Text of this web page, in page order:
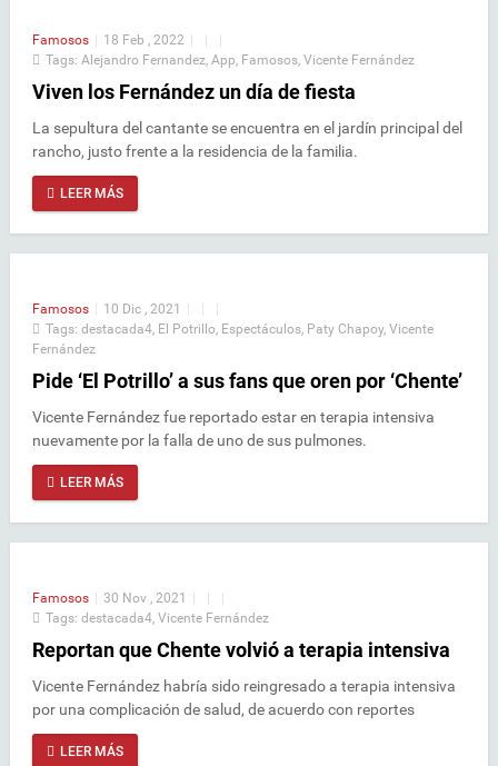
Famosos | 18 Feb , 2022 | |
|
Tags: Alejandro Fernandez App Famosos Vicente Fernández
Viven los Fernández un día de fiesta
La sepultura del cantante se encuentra en el jardín principal del
rancho, justo frente a la residencia de la familia.
LEER MÁS
Famosos | 10 Dic , 2021 | |
|
Tags: destacada4 El Potrillo Espectáculos Paty Chapoy, Vicente
Fernández
Pide ‘El Potrillo’ a sus fans que oren por ‘Chente’
Vicente Fernández fue reportado estar en terapia intensiva
nuevamente por la falla de uno de sus pulmones.
LEER MÁS
Famosos | 30 Nov , 2021 | |
|
Tags: destacada4 Vicente Fernández
Reportan que Chente volvió a terapia intensiva
Vicente Fernández habría sido reingresado a terapia intensiva
por una complicación de salud, de acuerdo con reportes
LEER MÁS